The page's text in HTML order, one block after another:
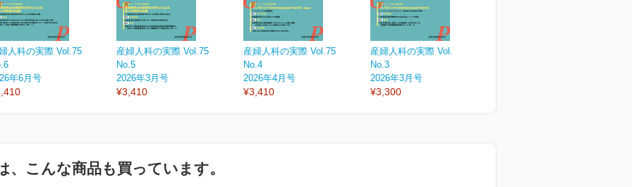
人科の実際 Vol.75
年6月号
産婦人科の実際 Vol.75
No.5
2026年3月号
¥3,410
産婦人科の実際 Vol.75
No.4
2026年4月号
¥3,410
産婦人科の実際 Vol.75
No.3
2026年3月号
¥3,300
、こんな商品も買っています。